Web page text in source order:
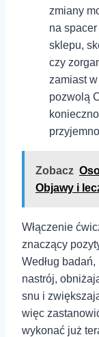
zmiany
na‍
sklepu,‍
czy
zamiast
pozwolą
Zobacz
Objawy i
Włączenie
znaczący
Według
nastrój,
snu i
więc
wykonać już